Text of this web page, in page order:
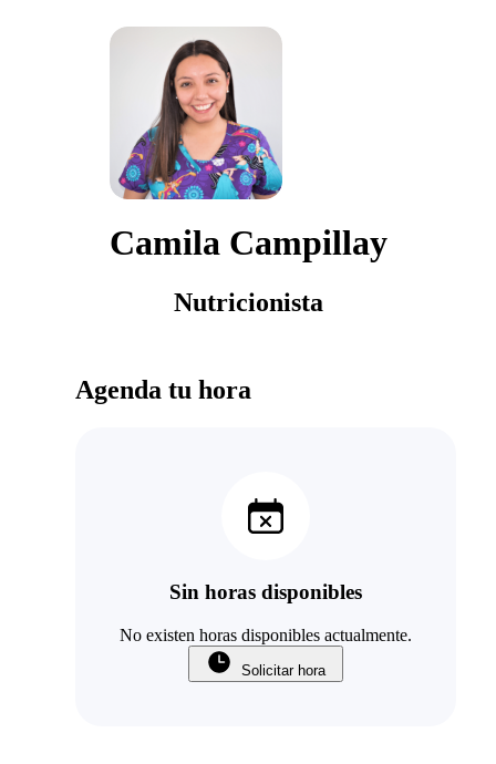
Camila Campillay
Nutricionista
Agenda tu hora
Sin horas disponibles
No existen horas disponibles actualmente.
Solicitar hora